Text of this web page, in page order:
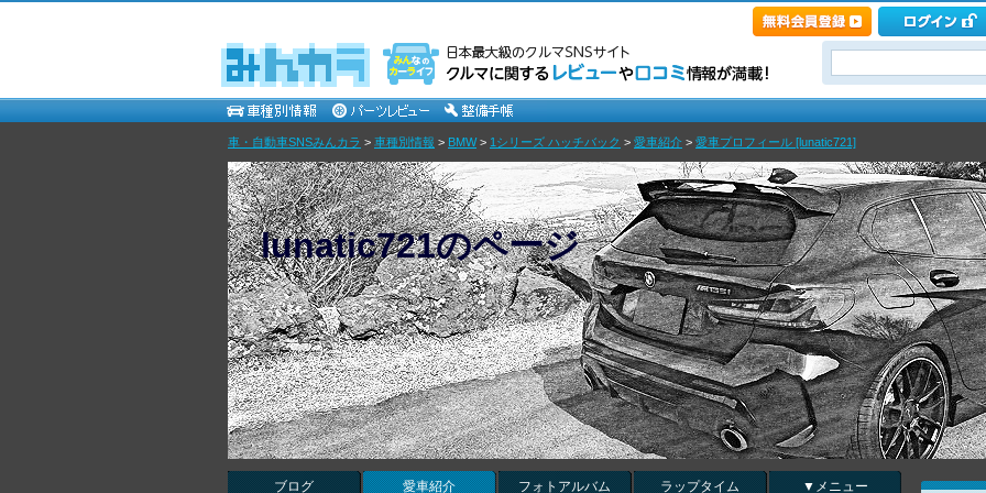
車・自動車SNSみんカラ > 車種別情報 > BMW> 1シリーズ ハッチバック > 愛車紹介 > 愛車プロフィール [lunatic721]
lunatic721のページ
ブログ 愛車紹介 フォトアルバム ラップタイム ▼メニュー